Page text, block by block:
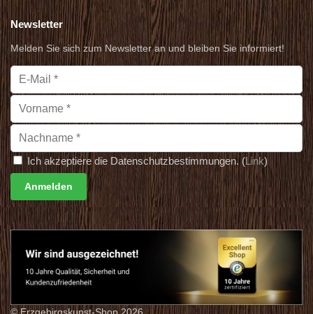
Newsletter
Melden Sie sich zum Newsletter an und bleiben Sie informiert!
Ich akzeptiere die Datenschutzbestimmungen. (Link)
© Erzgebirgskunst-Shop 2026